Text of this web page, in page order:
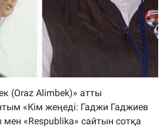
(Oraz Alimbek)» атты
«Кім жеңеді: Гаджи Гаджиев
«Respublika» сайтын сотқа